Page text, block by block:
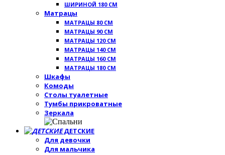
ШИРИНОЙ 180 СМ
Матрацы
МАТРАЦЫ 80 СМ
МАТРАЦЫ 90 СМ
МАТРАЦЫ 120 СМ
МАТРАЦЫ 140 СМ
МАТРАЦЫ 160 СМ
МАТРАЦЫ 180 СМ
Шкафы
Комоды
Столы туалетные
Тумбы прикроватные
Зеркала
ДЕТСКИЕ
Для девочки
Для мальчика